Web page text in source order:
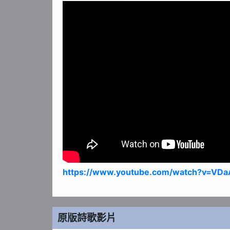
https://www.youtube.com/
原版詩歌影片